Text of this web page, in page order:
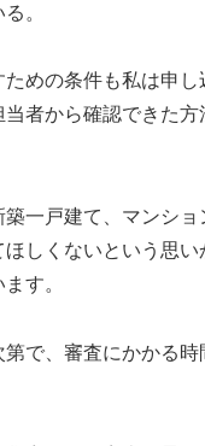
。
ための条件も私は申
者から確認できた方
一戸建て、マンショ
しくないという思い
す。
で、審査にかかる時